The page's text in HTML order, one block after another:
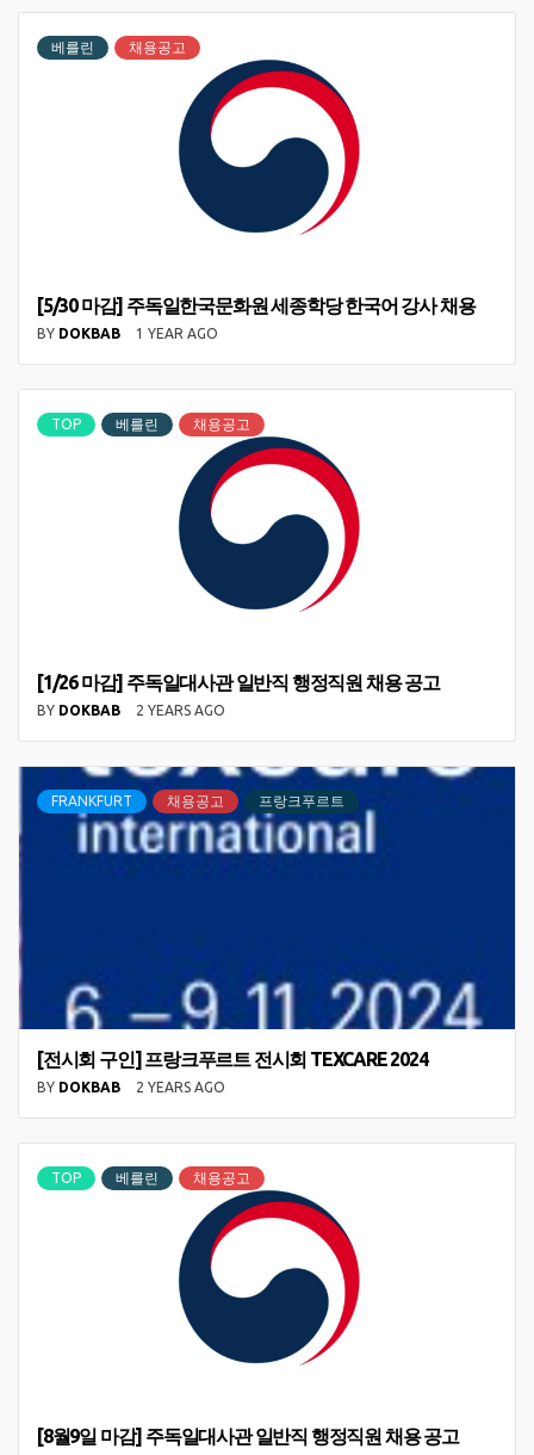
베를린 채용공고
[5/30 마감] 주독일한국문화원 세종학당 한국어 강사 채용
BY DOKBAB 1 YEAR AGO
TOP 베를린 채용공고
[1/26 마감] 주독일대사관 일반직 행정직원 채용 공고
BY DOKBAB 2 YEARS AGO
FRANKFURT 채용공고 프랑크푸르트
[전시회 구인] 프랑크푸르트 전시회 TEXCARE 2024
BY DOKBAB 2 YEARS AGO
TOP 베를린 채용공고
[8월9일 마감] 주독일대사관 일반직 행정직원 채용 공고